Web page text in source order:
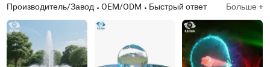
Производитель/Завод OEM/ODM Быстрый ответ Больше +